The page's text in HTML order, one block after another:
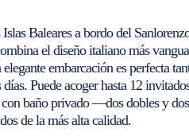
Baleares a bordo del
el diseño italiano más
embarcación es perfecta
Puede acoger hasta 12
con baño privado —dos dobles y
de la más alta calidad.